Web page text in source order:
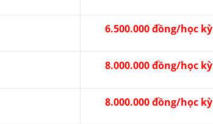
6.500.000 đồng/học kỳ
8.000.000 đồng/học kỳ
8.000.000 đồng/học kỳ